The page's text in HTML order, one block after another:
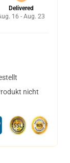
Delivered
16 - Aug. 23
nicht